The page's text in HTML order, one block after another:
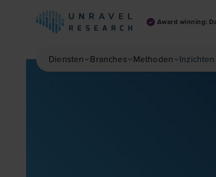
Skip to main content Award winning:
Diensten Branches Methoden Inzichten